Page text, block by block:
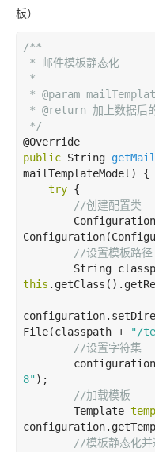
板）
/**
*/
@
public String
mailTemplateModel)
{
try {
//创建配置类
//设置模板路径
this
File(classpath +
"/
//设置字符集
8");
//加载模板
        Template
//模板静态化并